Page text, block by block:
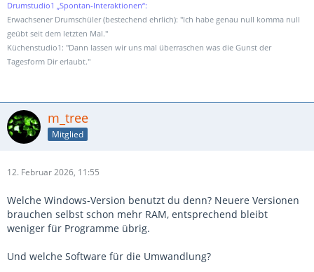
Drumstudio1 „Spontan-Interaktionen“:
Erwachsener Drumschüler (bestechend ehrlich): "Ich habe genau null komma null
geübt seit dem letzten Mal."
Küchenstudio1: "Dann lassen wir uns mal überraschen was die Gunst der
Tagesform Dir erlaubt."
m_tree
Mitglied
12. Februar 2026, 11:55
Welche Windows-Version benutzt du denn? Neuere Versionen
brauchen selbst schon mehr RAM, entsprechend bleibt
weniger für Programme übrig.
Und welche Software für die Umwandlung?